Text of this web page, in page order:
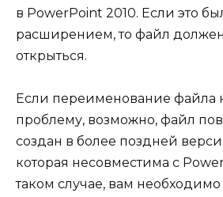
в PowerPoint 2010. Если это
расширением, то файл
открыться.
Если переименование файла
проблему, возможно, файл
создан в более поздней
которая несовместима с
таком случае, вам необходимо